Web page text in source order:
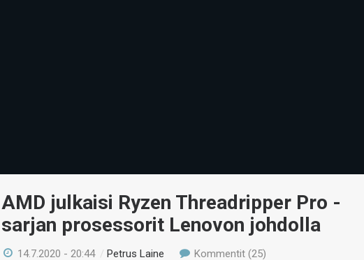
AMD julkaisi Ryzen Threadripper Pro -
sarjan prosessorit Lenovon johdolla
14.7.2020 - 20:44 /Petrus Laine Kommentit (25)